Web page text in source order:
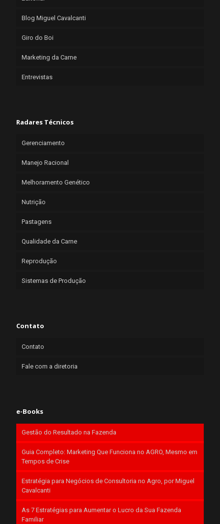
Blog Miguel Cavalcanti
Giro do Boi
Marketing da Carne
Entrevistas
Radares Técnicos
Gerenciamento
Manejo Racional
Melhoramento Genético
Nutrição
Pastagens
Qualidade da Carne
Reprodução
Sistemas de Produção
Contato
Contato
Fale com a diretoria
e-Books
Gestão do Resultado na Fazenda
Guia Completo: Marketing Que Funciona no AGRO, Mesmo em
Tempos de Crise
Estratégia para Negócios de Consultoria no Agro, por Miguel
Cavalcanti
As 7 Estratégias para Aumentar o Lucro da Sua Fazenda
Familiar